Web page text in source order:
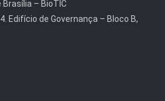
– BioTIC
Edifício de Governança – Bloco B,